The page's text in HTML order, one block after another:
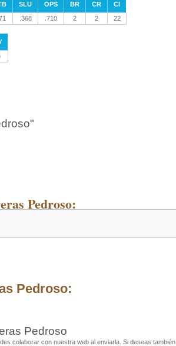
SLU OPS BR CR
CI
.368 .710 2 2 22
Pedroso:
Pedroso:
Pedroso
colaborar con nuestra web al enviarla. Si deseas